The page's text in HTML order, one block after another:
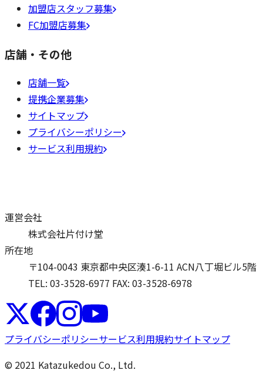
加盟店スタッフ募集
FC加盟店募集
店舗・その他
店舗一覧
提携企業募集
サイトマップ
プライバシーポリシー
サービス利用規約
運営会社
株式会社片付け堂
所在地
〒104-0043 東京都中央区湊1-6-11 ACN八丁堀ビル5階
TEL: 03-3528-6977 FAX: 03-3528-6978
プライバシーポリシーサービス利用規約サイトマップ
© 2021 Katazukedou Co., Ltd.